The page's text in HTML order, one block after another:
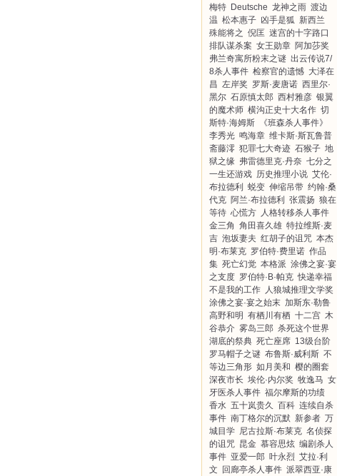
梅特 Deutsche 龙神之雨 渡边
温 松本惠子 凶手是狐 新西兰
殊能将之 倪匡 迷宫的十字路口
排队谋杀案 女王勋章 阿加莎奖
弗兰奇寓所粉末之谜 出云传说7/
8杀人事件 检察官的遗憾 大泽在
昌 左岸奖 罗斯·麦唐诺 西里尔·
黑尔 石原慎太郎 西村雅彦 银翼
的魔术师 横沟正史十大名作 切
斯特·海姆斯
《班森杀人事件》
李秀光 鸣海章 维卡斯·斯瓦鲁普
斋藤澪 犯罪七大奇迹 石猴子 地
狱之缘 弗雷德里克·丹奈 七分之
一生还游戏 历史推理小说 艾伦·
布拉德利
蜕变 伸缩吊带 约翰·桑
代克 阿兰·布拉德利 张震扬 狼在
等待 心慌方 人格转移杀人事件
金三角 角田喜久雄 特拉维斯·麦
吉 泡坂妻夫 红胡子的诅咒 本杰
明·布莱克 罗伯特·费里诺 作品
集 死亡幻觉 本格派 涂佛之宴·宴
之支度 罗伯特·B·帕克 快递幸福
不是我的工作 人狼城推理文学奖
涂佛之宴·宴之始末 加斯东·勒鲁
高野和明 有栖川有栖 十二宫 木
谷恭介 雾岛三郎 杀死这个世界
湖底的祭典 死亡座席 13级台阶
罗马帽子之谜 布鲁斯·威利斯 不
等边三角形 如月美和 樱的圈套
深夜市长 埃伦·内尔奖 牧逸马 女
牙医杀人事件 福尔摩斯的功绩
香水 五十岚贵久 百科 连续自杀
事件 南丁格尔的沉默 新参者 万
城目学 尼古拉斯·布莱克 名侦探
的诅咒 昆金 慕容思炫 编剧杀人
事件 亚爱一郎 叶永烈 艾拉·利
文
回廊亭杀人事件 派翠西亚·康